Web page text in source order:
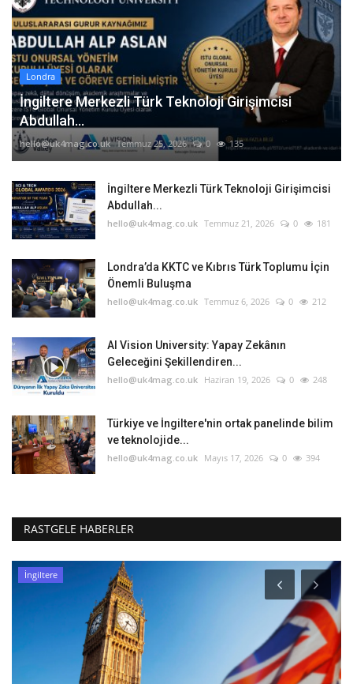
Londra
İngiltere Merkezli Türk Teknoloji Girişimcisi
Abdullah...
hello@uk4mag.co.uk Temmuz 25, 2026 0 135
İngiltere Merkezli Türk Teknoloji Girişimcisi
Abdullah...
hello@uk4mag.co.uk Temmuz 21, 2026 0 181
Londra’da KKTC ve Kıbrıs Türk Toplumu İçin
Önemli Buluşma
hello@uk4mag.co.uk Temmuz 6, 2026 0 212
AI Vision University: Yapay Zekânın
Geleceğini Şekillendiren...
hello@uk4mag.co.uk Haziran 19, 2026 0 248
Türkiye ve İngiltere'nin ortak panelinde bilim
ve teknolojide...
hello@uk4mag.co.uk Mayıs 17, 2026 0 394
RASTGELE HABERLER
İngiltere